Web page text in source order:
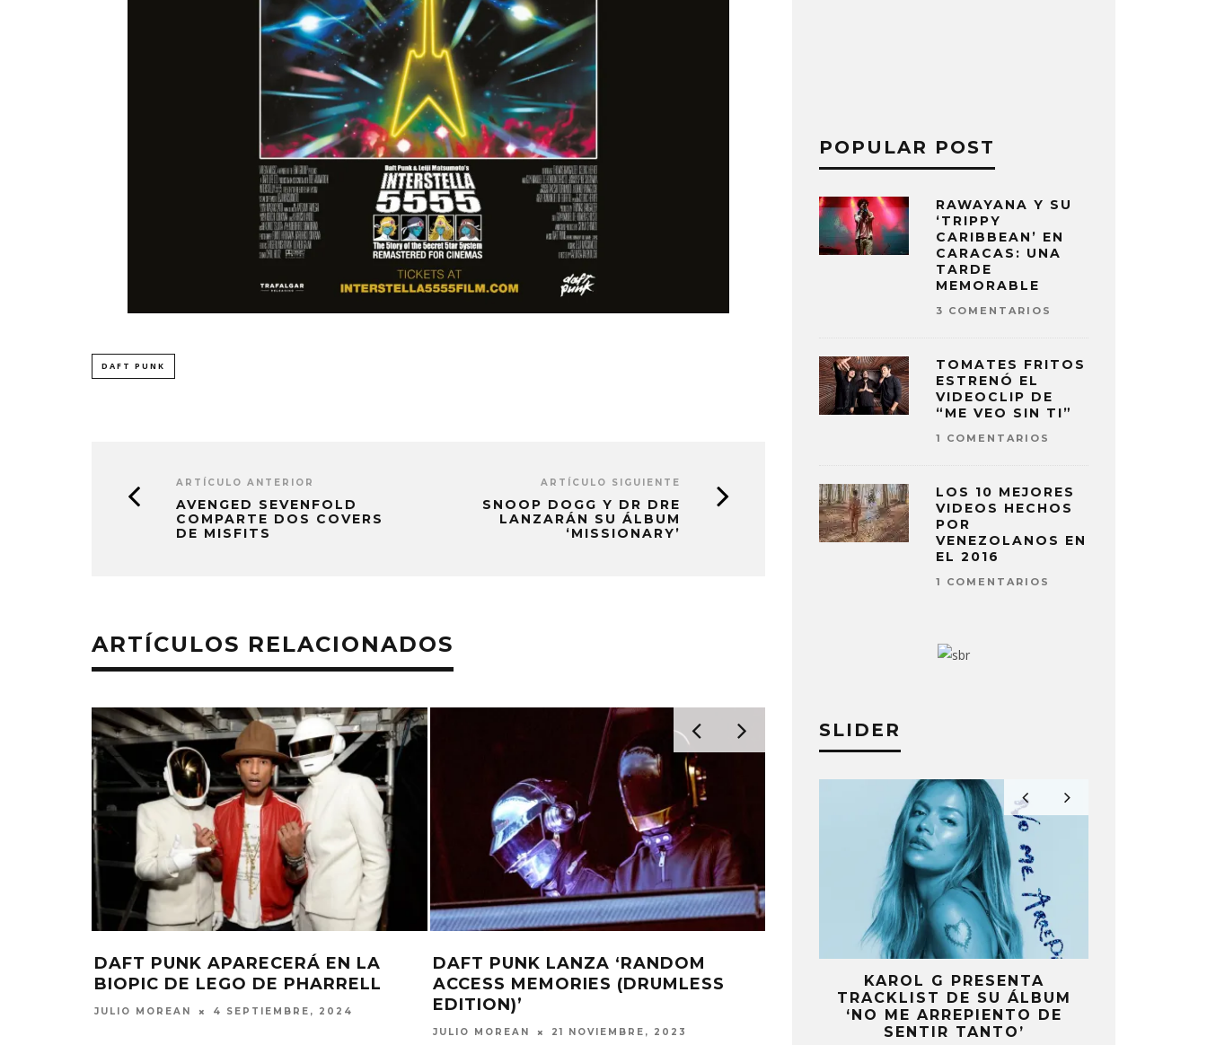
DAFT PUNK
ARTÍCULO ANTERIOR
AVENGED SEVENFOLD
COMPARTE DOS COVERS
DE MISFITS
ARTÍCULO SIGUIENTE
SNOOP DOGG Y DR DRE
LANZARÁN SU ÁLBUM
‘MISSIONARY’
ARTÍCULOS RELACIONADOS
DAFT PUNK APARECERÁ EN LA
BIOPIC DE LEGO DE PHARRELL
JULIO MOREAN 4 SEPTIEMBRE, 2024
DAFT PUNK LANZA ‘RANDOM
ACCESS MEMORIES (DRUMLESS
EDITION)’
JULIO MOREAN 21 NOVIEMBRE, 2023
DAFT PUNK COMPARTE VERSIÓN
DRUMLESS DE ‘MOTHERBOARD’
JULIO MOREAN 10 NOVIEMBRE, 2023
POPULAR POST
RAWAYANA Y SU
‘TRIPPY
CARIBBEAN’ EN
CARACAS: UNA
TARDE
MEMORABLE
3 COMENTARIOS
TOMATES FRITOS
ESTRENÓ EL
VIDEOCLIP DE
“ME VEO SIN TI”
1 COMENTARIOS
LOS 10 MEJORES
VIDEOS HECHOS
POR
VENEZOLANOS EN
EL 2016
1 COMENTARIOS
SLIDER
DANIELLE PONDER ANUNCIA
NUEVO ÁLBUM Y ADELANTA
6 AGOSTO, 2026
KAROL G PRESENTA
TRACKLIST DE SU ÁLBUM
‘NO ME ARREPIENTO DE
SENTIR TANTO’